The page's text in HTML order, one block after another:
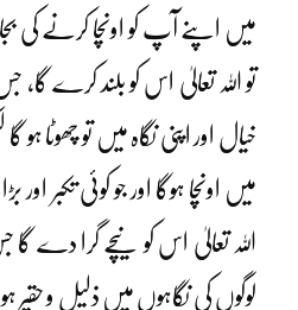
میں اپنے آپ کو اونچا کرنے کی
تو اللہ تعالیٰ اس کو بلند کرے گا،
خیال اور اپنی نگاہ میں تو چھوٹا ہو
میں اونچا ہوگا اور جو کوئی تکبر اور
اللہ تعالیٰ اس کو نیچے گرا دے گا
لوگوں کی نگاہوں میں ذلیل و حقیر